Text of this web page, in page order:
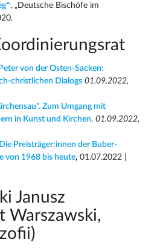
, „Deutsche Bischöfe im
von der Osten-Sacken:
christlichen Dialogs 01.09.2022,
Zum Umgang mit
in Kunst und Kirchen. 01.09.2022,
Preisträger:innen der Buber-
von 1968 bis heute,01.07.2022 |
Janusz
Warszawski,